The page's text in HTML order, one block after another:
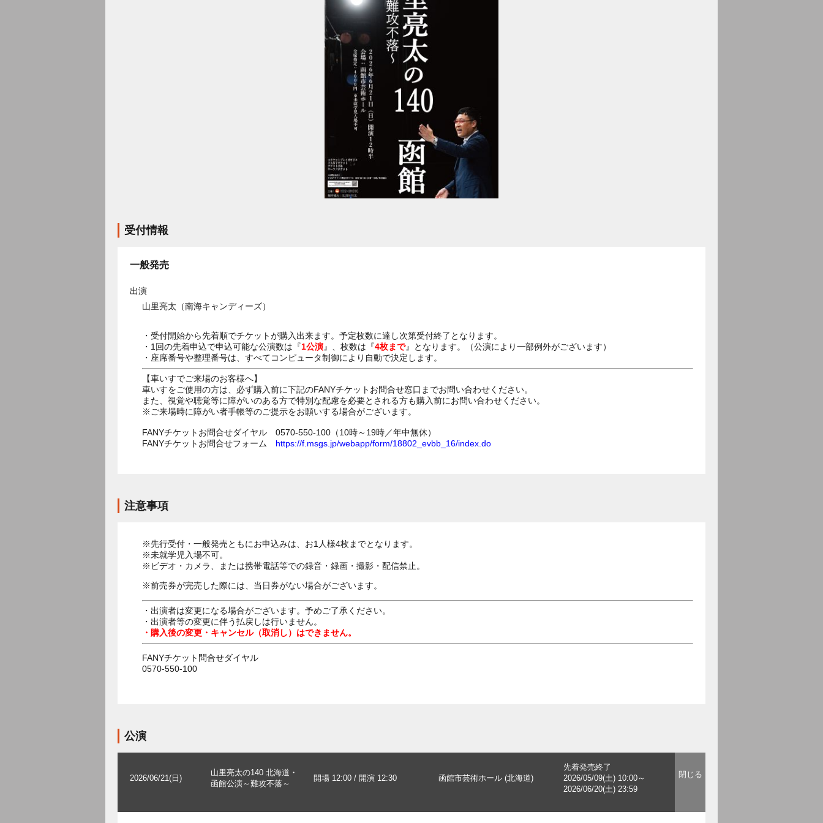
受付情報
一般発売
出演
山里亮太（南海キャンディーズ）
・受付開始から先着順でチケットが購入出来ます。予定枚数に達し次第受付終了となります。
・1回の先着申込で申込可能な公演数は『1公演』、枚数は『4枚まで』となります。（公演により一部例外がございます）
・座席番号や整理番号は、すべてコンピュータ制御により自動で決定します。
【車いすでご来場のお客様へ】
車いすをご使用の方は、必ず購入前に下記のFANYチケットお問合せ窓口までお問い合わせください。
また、視覚や聴覚等に障がいのある方で特別な配慮を必要とされる方も購入前にお問い合わせください。
※ご来場時に障がい者手帳等のご提示をお願いする場合がございます。
FANYチケットお問合せダイヤル 0570-550-100（10時～19時／年中無休）
FANYチケットお問合せフォーム https://f.msgs.jp/webapp/form/18802_evbb_16/index.do
注意事項
※先行受付・一般発売ともにお申込みは、お1人様4枚までとなります。
※未就学児入場不可。
※ビデオ・カメラ、または携帯電話等での録音・録画・撮影・配信禁止。
※前売券が完売した際には、当日券がない場合がございます。
・出演者は変更になる場合がございます。予めご了承ください。
・出演者等の変更に伴う払戻しは行いません。
・購入後の変更・キャンセル（取消し）はできません。
FANYチケット問合せダイヤル
0570-550-100
公演
2026/06/21(日)
山里亮太の140 北海道・
函館公演～難攻不落～
開場 12:00 / 開演 12:30 函館市芸術ホール (北海道)
先着発売終了
2026/05/09(土) 10:00～
2026/06/20(土) 23:59